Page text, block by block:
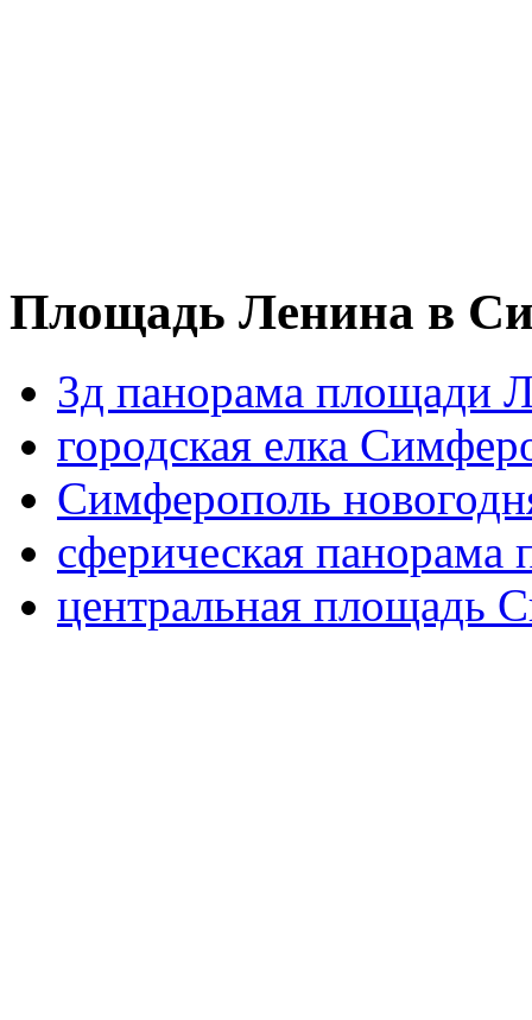
Площадь Ленина в
3д панорама площади
городская елка
Симферополь
сферическая
центральная площадь